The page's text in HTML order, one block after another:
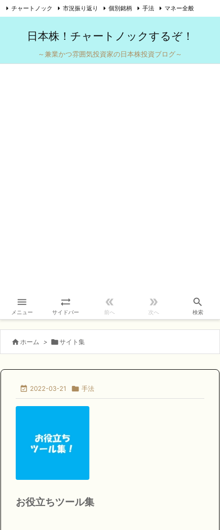
日本株！チャートノックするぞ！
～兼業かつ雰囲気投資家の日本株投資ブログ～

メニュー

サイドバー

前へ

次へ

検索
チャートノック 市況振り返り 個別銘柄 手法 マネー全般
 ホーム > サイト集
 2022-03-21  手法
お役立ちツール集